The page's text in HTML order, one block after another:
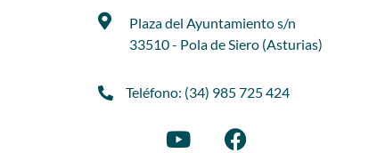
Plaza del Ayuntamiento s/n
33510 - Pola de Siero (Asturias)
Teléfono: (34) 985 725 424